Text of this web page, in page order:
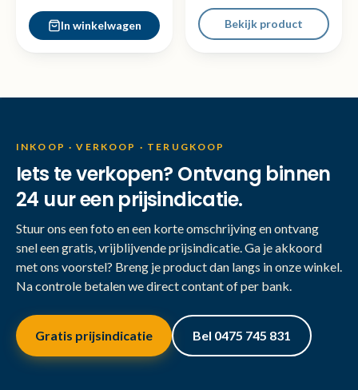
In winkelwagen Bekijk product
INKOOP · VERKOOP · TERUGKOOP
Iets te verkopen? Ontvang binnen
24 uur een prijsindicatie.
Stuur ons een foto en een korte omschrijving en ontvang
snel een gratis, vrijblijvende prijsindicatie. Ga je akkoord
met ons voorstel? Breng je product dan langs in onze winkel.
Na controle betalen we direct contant of per bank.
Gratis prijsindicatie Bel 0475 745 831